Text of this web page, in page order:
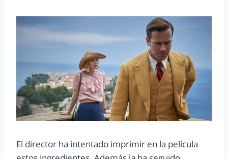
El director ha intentado imprimir en la película